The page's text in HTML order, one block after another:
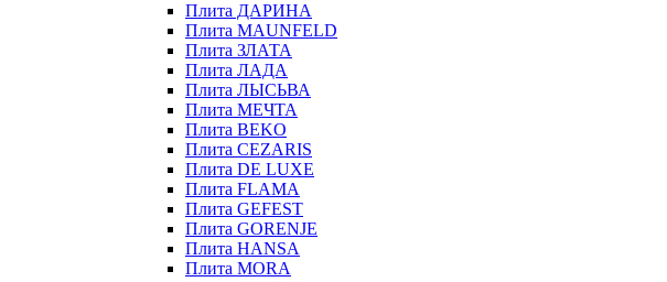
Плита ДАРИНА
Плита MAUNFELD
Плита ЗЛАТА
Плита ЛАДА
Плита ЛЫСЬВА
Плита МЕЧТА
Плита BEKO
Плита CEZARIS
Плита DE LUXE
Плита FLAMA
Плита GEFEST
Плита GORENJE
Плита HANSA
Плита MORA